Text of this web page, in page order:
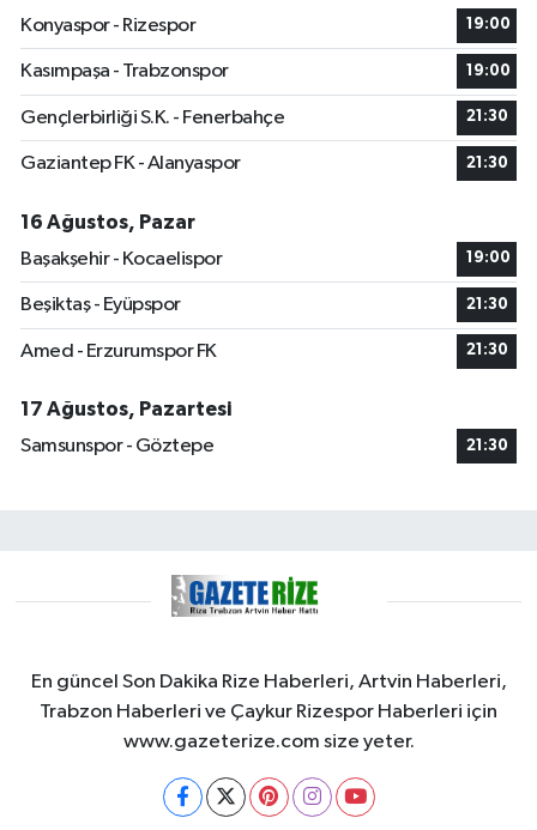
Konyaspor - Rizespor
19:00
Kasımpaşa - Trabzonspor 19:00
Gençlerbirliği S.K. - Fenerbahçe 21:30
Gaziantep FK - Alanyaspor 21:30
16 Ağustos, Pazar
Başakşehir - Kocaelispor
19:00
Beşiktaş - Eyüpspor 21:30
Amed - Erzurumspor FK 21:30
17 Ağustos, Pazartesi
Samsunspor - Göztepe
21:30
En güncel Son Dakika Rize Haberleri, Artvin Haberleri,
Trabzon Haberleri ve Çaykur Rizespor Haberleri için
www.gazeterize.com size yeter.